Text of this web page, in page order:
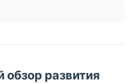
обзор развития